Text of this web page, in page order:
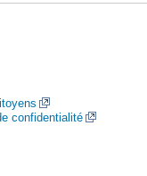
confidentialité